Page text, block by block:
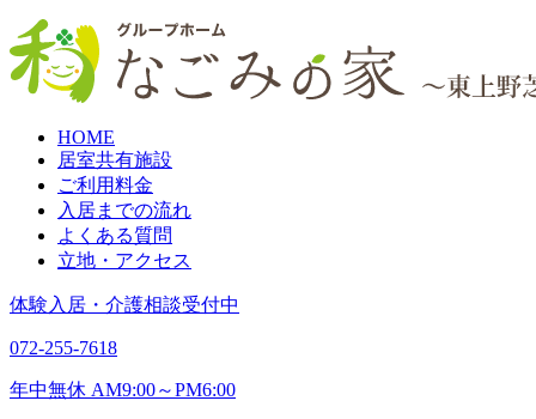
HOME
居室共有施設
ご利用料金
入居までの流れ
よくある質問
立地・アクセス
体験入居・介護相談受付中
072-255-7618
年中無休 AM9:00～PM6:00